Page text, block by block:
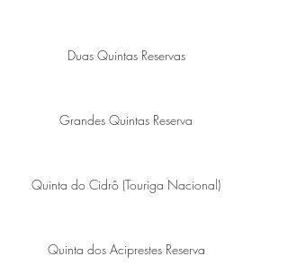
Duas Quintas Reservas
Grandes Quintas Reserva
Quinta do Cidrô (Touriga Nacional)
Quinta dos Aciprestes Reserva